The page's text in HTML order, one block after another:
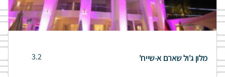
מלון ג'ול שארם א-שייח' 3.2